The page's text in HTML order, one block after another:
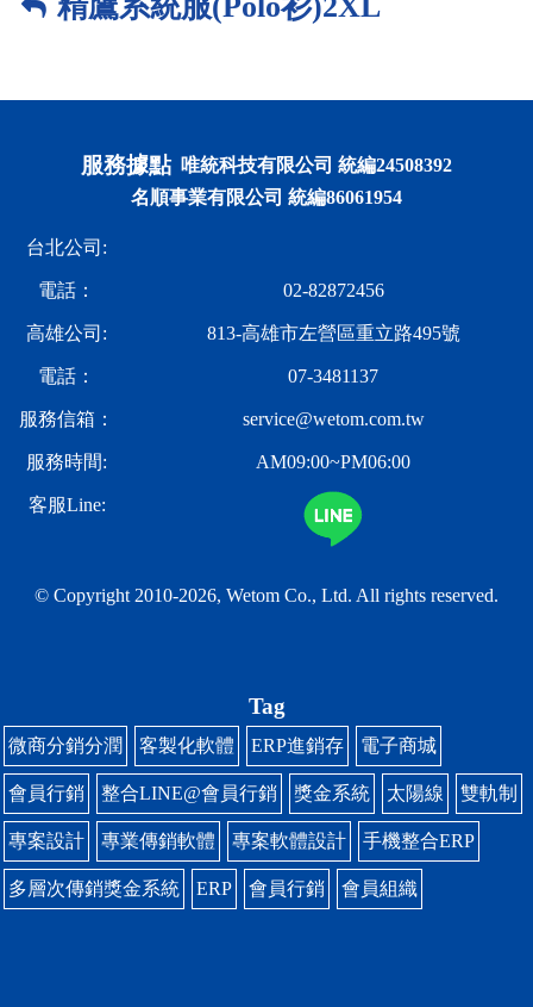
服務據點 唯統科技有限公司 統編24508392
名順事業有限公司 統編86061954
台北公司:
電話： 02-82872456
高雄公司: 813-高雄市左營區重立路495號
電話： 07-3481137
服務信箱： service@wetom.com.tw
服務時間: AM09:00~PM06:00
客服Line:
© Copyright 2010-2026, Wetom Co., Ltd. All rights reserved.
Tag
微商分銷分潤 客製化軟體 ERP進銷存 電子商城
會員行銷 整合LINE@會員行銷 獎金系統 太陽線 雙軌制
專案設計 專業傳銷軟體 專案軟體設計 手機整合ERP
多層次傳銷獎金系統 ERP 會員行銷 會員組織